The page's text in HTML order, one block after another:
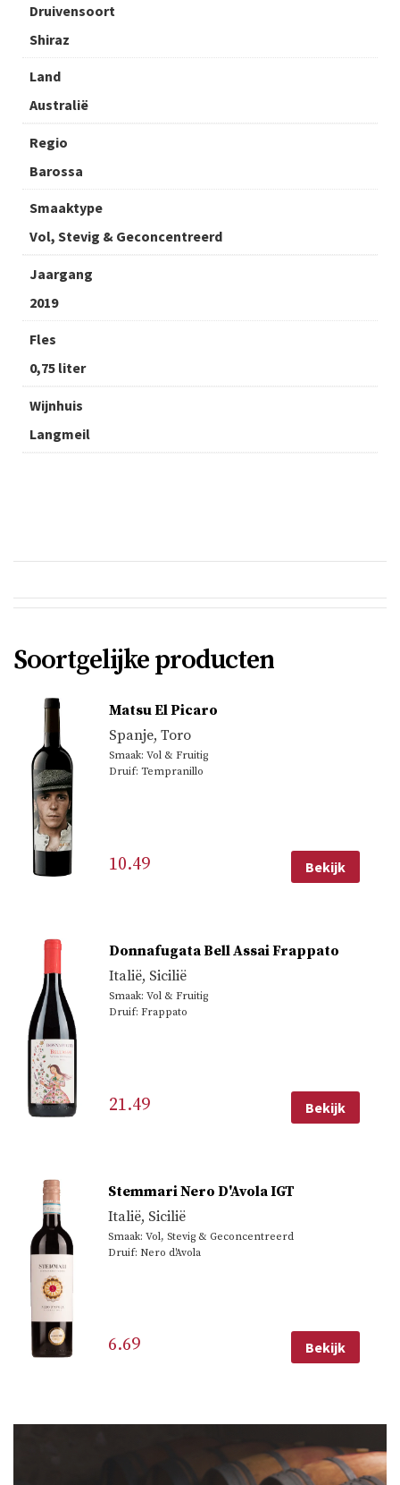
Druivensoort
Shiraz
Land
Australië
Regio
Barossa
Smaaktype
Vol, Stevig & Geconcentreerd
Jaargang
2019
Fles
0,75 liter
Wijnhuis
Langmeil
Soortgelijke producten
Matsu El Picaro
Spanje, Toro
Smaak: Vol & Fruitig
Druif: Tempranillo
10.49 Bekijk
Donnafugata Bell Assai Frappato
Italië, Sicilië
Smaak: Vol & Fruitig
Druif: Frappato
21.49 Bekijk
Stemmari Nero D'Avola IGT
Italië, Sicilië
Smaak: Vol, Stevig & Geconcentreerd
Druif: Nero d'Avola
6.69 Bekijk